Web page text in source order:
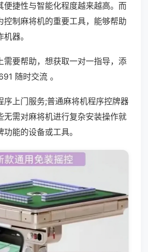
便捷性与智能化程度越来越高。而
控制麻将机的重要工具，能够帮助
器。
需要帮助，想获取一对一指导，添
随时交流 。
序上门服务;普通麻将机程序控牌器
无需对麻将机进行复杂安装操作就
能的设备或工具。